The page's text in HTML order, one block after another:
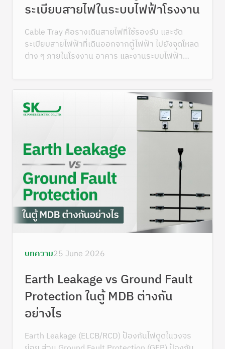
ระเบียบสายไฟในระบบไฟฟ้าโรงงาน
Cable Tray คือรางเดินสายไฟที่ใช้รองรับ และจัด
ระเบียบสายไฟฟ้าที่เดินออกจากตู้ไฟฟ้า ไปยังจุดโหลด
ต่าง ๆ ภายในโรงงาน อาคาร และงานระบบไฟฟ้า
บทความ25 June 2026
Earth Leakage vs Ground Fault
Protection ในตู้ MDB ต่างกัน
อย่างไร
Earth Leakage (ELCB/RCD) ป้องกันไฟดูดในวงจร